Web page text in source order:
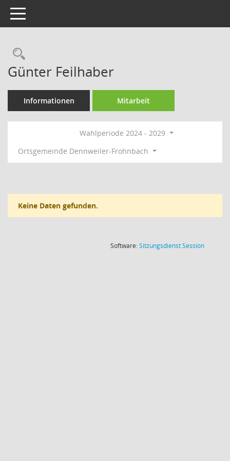
Toggle navigation
Rechercheauswahl
Günter Feilhaber
Informationen Mitarbeit
Wahlperiode 2024 - 2029
Ortsgemeinde Dennweiler-Frohnbach
Keine Daten gefunden.
Software:SitzungsdienstSession(Wird in